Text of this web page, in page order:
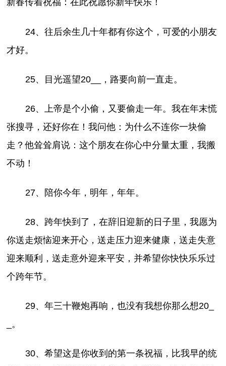
新春传着祝福：在此祝愿你新年快乐！
24、往后余生几十年都有你这个，可爱的小朋友
才好。
25、目光遥望20__，路要向前一直走。
26、上帝是个小偷，又要偷走一年。我在年末慌
张搜寻，还好你在！我问他：为什么不连你一块偷
走？他耸耸肩说：这个朋友在你心中分量太重，我搬
不动！
27、陪你今年，明年，年年。
28、跨年快到了，在辞旧迎新的日子里，我愿为
你送走烦恼迎来开心，送走压力迎来健康，送走失意
迎来顺利，送走意外迎来平安，并希望你快快乐乐过
个跨年节。
29、年三十鞭炮再响，也没有我想你那么想20_
_。
30、希望这是你收到的第一条祝福，比我早的统